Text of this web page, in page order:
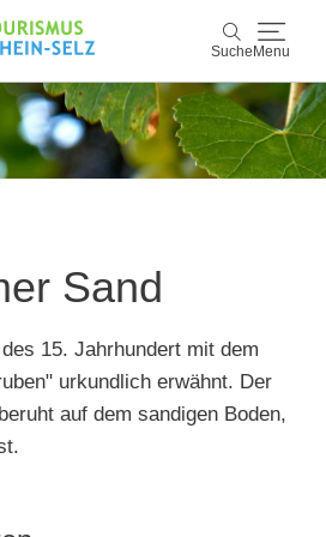
Suche Menu
Suche
Rhein-Selz
& Service
Sand
15. Jahrhundert mit dem
urkundlich erwähnt. Der
auf dem sandigen Boden,